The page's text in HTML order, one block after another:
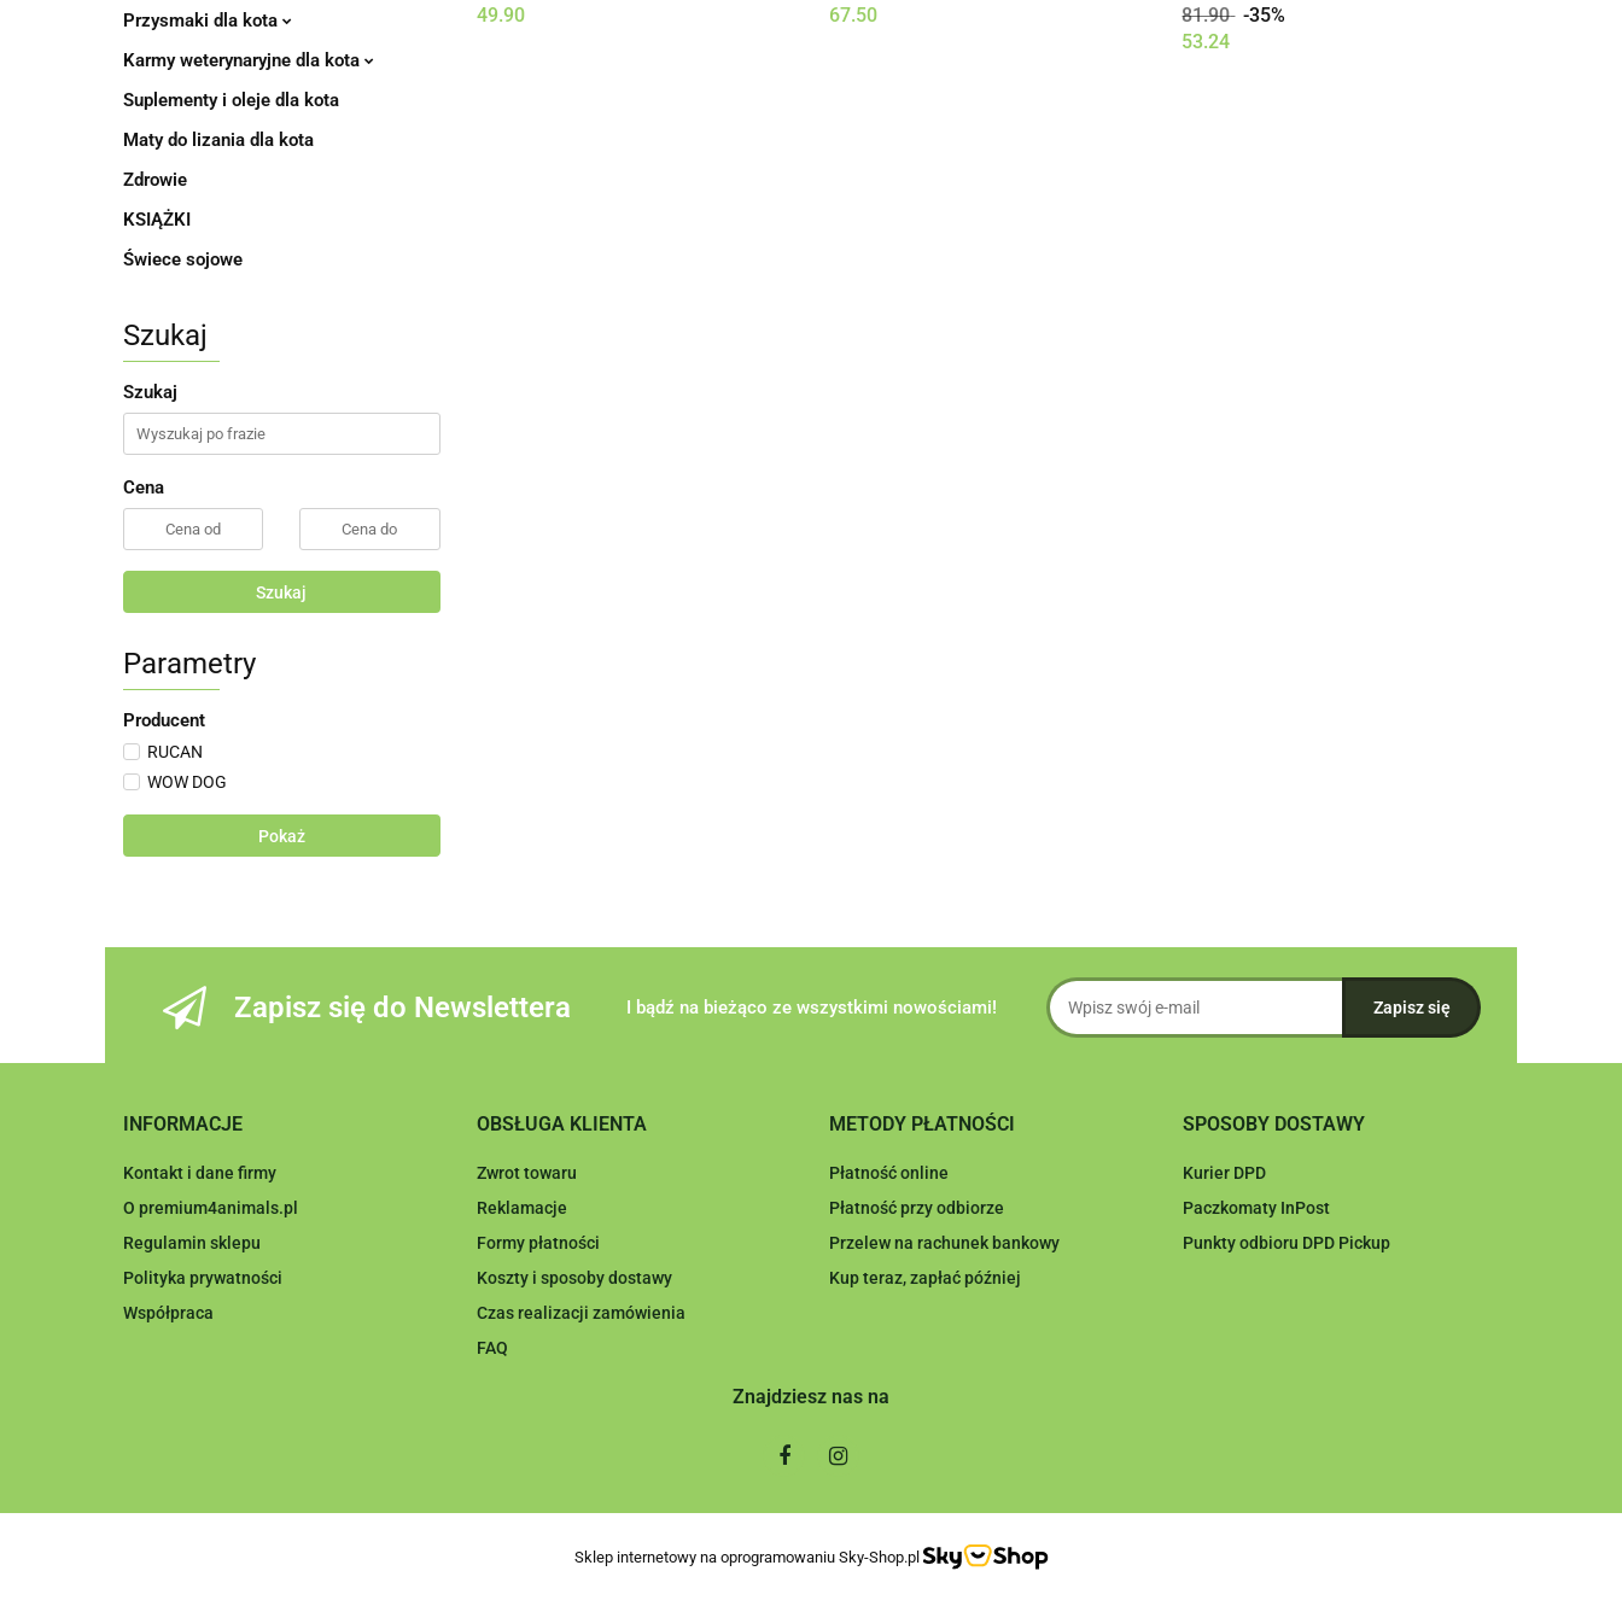
Przysmaki dla kota
Karmy weterynaryjne dla kota
Suplementy i oleje dla kota
Maty do lizania dla kota
Zdrowie
KSIĄŻKI
Świece sojowe
Szukaj
Szukaj
Cena
Szukaj
Parametry
Producent
RUCAN
WOW DOG
Pokaż
49.90
67.50
81.90 -35%
53.24
Zapisz się do Newslettera I bądź na bieżąco ze wszystkimi nowościami!
INFORMACJE
Kontakt i dane firmy
O premium4animals.pl
Regulamin sklepu
Polityka prywatności
Współpraca
OBSŁUGA KLIENTA
Zwrot towaru
Reklamacje
Formy płatności
Koszty i sposoby dostawy
Czas realizacji zamówienia
FAQ
METODY PŁATNOŚCI
Płatność online
Płatność przy odbiorze
Przelew na rachunek bankowy
Kup teraz, zapłać później
SPOSOBY DOSTAWY
Kurier DPD
Paczkomaty InPost
Punkty odbioru DPD Pickup
Znajdziesz nas na
Sklep internetowy na oprogramowaniu Sky-Shop.pl